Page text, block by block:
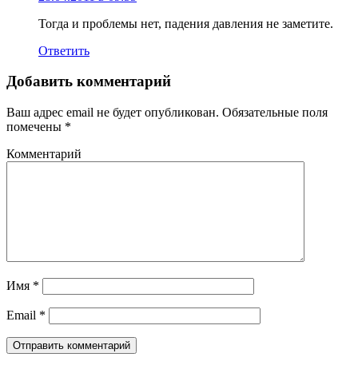
Тогда и проблемы нет, падения давления не заметите.
Ответить
Добавить комментарий
Ваш адрес email не будет опубликован. Обязательные поля
помечены *
Комментарий
Имя *
Email *